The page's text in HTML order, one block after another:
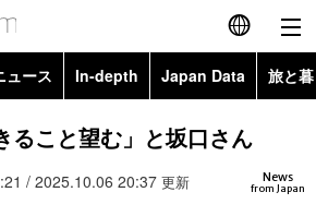
English
简体字
繁體字
ュース In-depth Japan Data 旅と
Topics
Images
ること望む」と坂口さん
News
from Japan
/ 2025.10.06 20:37 更新